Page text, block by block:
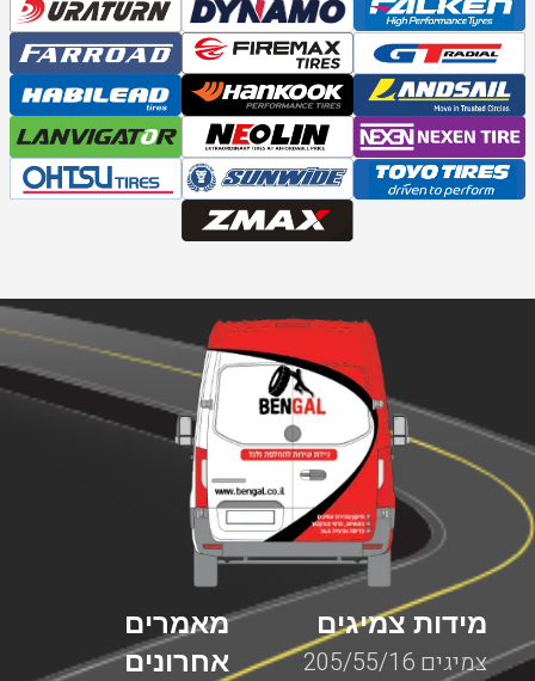
מאמרים
אחרונים
מידות צמיגים
צמיגים 205/55/16